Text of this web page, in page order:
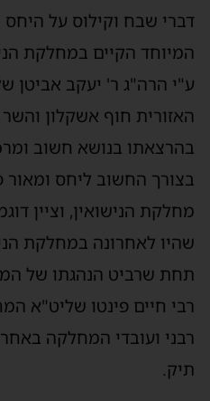
דברי שבח וקילוס על היחס
המיוחד הקיים במחלקת
ע"י הרה"ג ר' יעקב אביטן
האזורית חוף אשקלון
בהרצאתו בנושא חשוב
בצורך החשוב ליחס ומאור
מחלקת הנישואין, וציין
שהיו לאחרונה במחלקת
תחת שרביט הנהגתו של
רבי חיים פינטו שליט"א
רבני ועובדי המחלקה
תיק.